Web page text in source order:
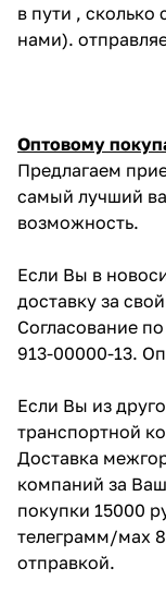
в пути , сколько
нами).
Оптовому
Предлагаем
самый лучший
возможность.
Если Вы в
доставку за
Согласование
913-00000-13.
Если Вы из
транспортной
Доставка
компаний за
покупки 15000
телеграмм/мах
отправкой.